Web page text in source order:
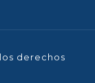
derechos